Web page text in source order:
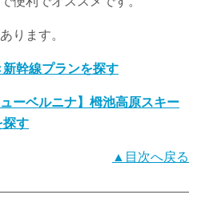
ります。
幹線プランを探す
ーベルニナ】栂池高原スキー
探す
▲目次へ戻る